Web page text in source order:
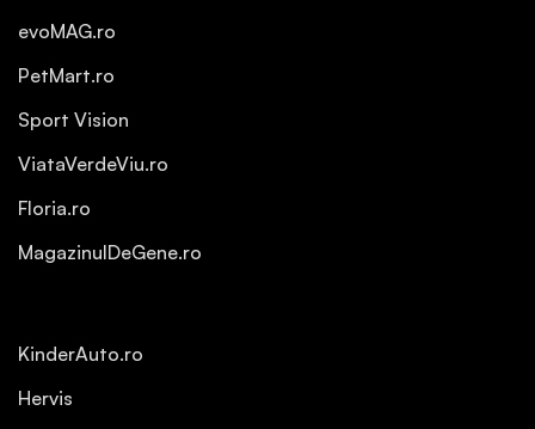
evoMAG.ro
PetMart.ro
Sport Vision
ViataVerdeViu.ro
Floria.ro
MagazinulDeGene.ro
KinderAuto.ro
Hervis